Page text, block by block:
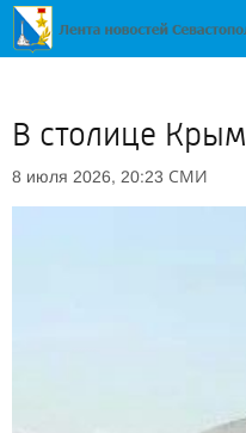
В столице
8 июля 2026, 20:23 СМИ